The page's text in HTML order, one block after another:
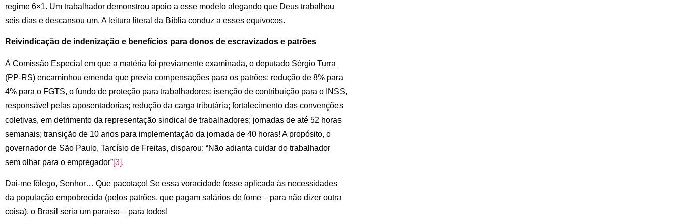
regime 6×1. Um trabalhador demonstrou apoio a esse modelo alegando que Deus trabalhou
seis dias e descansou um. A leitura literal da Bíblia conduz a esses equívocos.
Reivindicação de indenização e benefícios para donos de escravizados e patrões
À Comissão Especial em que a matéria foi previamente examinada, o deputado Sérgio Turra
(PP-RS) encaminhou emenda que previa compensações para os patrões: redução de 8% para
4% para o FGTS, o fundo de proteção para trabalhadores; isenção de contribuição para o INSS,
responsável pelas aposentadorias; redução da carga tributária; fortalecimento das convenções
coletivas, em detrimento da representação sindical de trabalhadores; jornadas de até 52 horas
semanais; transição de 10 anos para implementação da jornada de 40 horas! A propósito, o
governador de São Paulo, Tarcísio de Freitas, disparou: “Não adianta cuidar do trabalhador
sem olhar para o empregador”[3].
Dai-me fôlego, Senhor… Que pacotaço! Se essa voracidade fosse aplicada às necessidades
da população empobrecida (pelos patrões, que pagam salários de fome – para não dizer outra
coisa), o Brasil seria um paraíso – para todos!